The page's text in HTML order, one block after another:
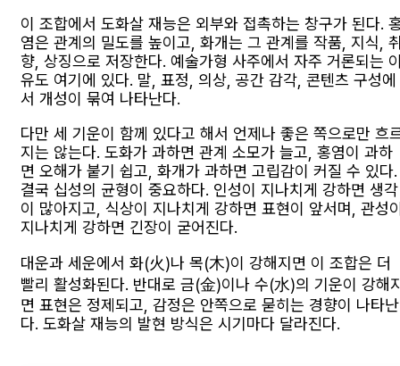
이 조합에서 도화살 재능은 외부와 접촉하는 창구가 된다.
염은 관계의 밀도를 높이고, 화개는 그 관계를 작품, 지식,
향, 상징으로 저장한다. 예술가형 사주에서 자주 거론되는
유도 여기에 있다. 말, 표정, 의상, 공간 감각, 콘텐츠 구성에
서 개성이 묶여 나타난다.
다만 세 기운이 함께 있다고 해서 언제나 좋은 쪽으로만 흐
지는 않는다. 도화가 과하면 관계 소모가 늘고, 홍염이 과하
면 오해가 붙기 쉽고, 화개가 과하면 고립감이 커질 수 있다.
결국 십성의 균형이 중요하다. 인성이 지나치게 강하면 생각
이 많아지고, 식상이 지나치게 강하면 표현이 앞서며, 관성
지나치게 강하면 긴장이 굳어진다.
대운과 세운에서 화(火)나 목(木)이 강해지면 이 조합은 더
빨리 활성화된다. 반대로 금(金)이나 수(水)의 기운이 강해
면 표현은 정제되고, 감정은 안쪽으로 묻히는 경향이 나타난
다. 도화살 재능의 발현 방식은 시기마다 달라진다.